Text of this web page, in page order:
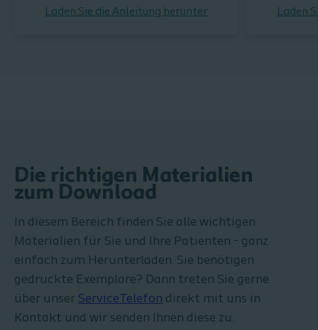
Laden Sie die Anleitung herunter Laden
Die richtigen Materialien
zum Download
In diesem Bereich finden Sie alle wichtigen
Materialien für Sie und Ihre Patienten - ganz
einfach zum Herunterladen. Sie benötigen
gedruckte Exemplare? Dann treten Sie gerne
über unser ServiceTelefon direkt mit uns in
Kontakt und wir senden Ihnen diese zu.